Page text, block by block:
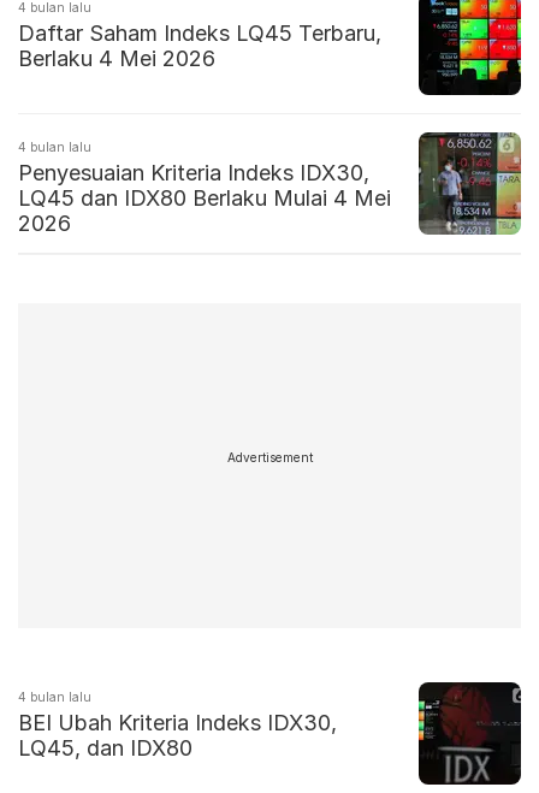
4 bulan lalu
Daftar Saham Indeks LQ45 Terbaru,
Berlaku 4 Mei 2026
4 bulan lalu
Penyesuaian Kriteria Indeks IDX30,
LQ45 dan IDX80 Berlaku Mulai 4 Mei
2026
Advertisement
4 bulan lalu
BEI Ubah Kriteria Indeks IDX30,
LQ45, dan IDX80